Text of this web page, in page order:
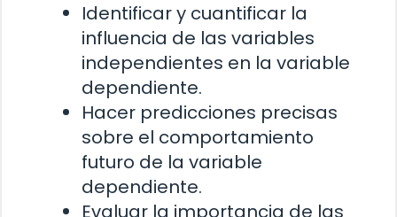
Identificar y cuantificar la
influencia de las variables
independientes en la variable
dependiente.
Hacer predicciones precisas
sobre el comportamiento
futuro de la variable
dependiente.
Evaluar la importancia de las